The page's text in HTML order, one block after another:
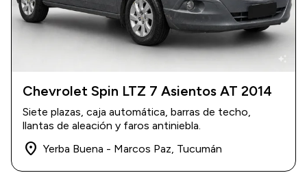
auto_awesome
2014 197.000 km
$ 13.500.000
Chevrolet Spin LTZ 7 Asientos AT 2014
Siete plazas, caja automática, barras de techo,
llantas de aleación y faros antiniebla.
place Yerba Buena - Marcos Paz, Tucumán